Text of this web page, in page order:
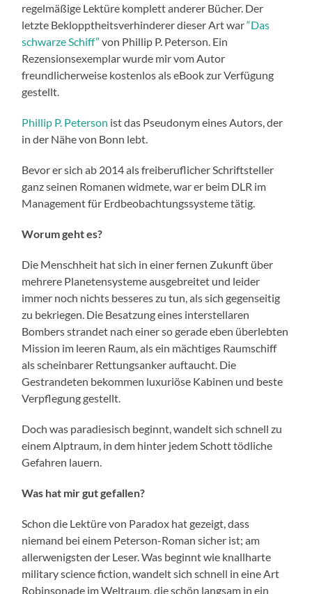
regelmäßige Lektüre komplett anderer Bücher. Der
letzte Beklopptheitsverhinderer dieser Art war“Das
schwarze Schiff” von Phillip P. Peterson. Ein
Rezensionsexemplar wurde mir vom Autor
freundlicherweise kostenlos als eBook zur Verfügung
gestellt.
Phillip P. Peterson ist das Pseudonym eines Autors, der
in der Nähe von Bonn lebt.
Bevor er sich ab 2014 als freiberuflicher Schriftsteller
ganz seinen Romanen widmete, war er beim DLR im
Management für Erdbeobachtungssysteme tätig.
Worum geht es?
Die Menschheit hat sich in einer fernen Zukunft über
mehrere Planetensysteme ausgebreitet und leider
immer noch nichts besseres zu tun, als sich gegenseitig
zu bekriegen. Die Besatzung eines interstellaren
Bombers strandet nach einer so gerade eben überlebten
Mission im leeren Raum, als ein mächtiges Raumschiff
als scheinbarer Rettungsanker auftaucht. Die
Gestrandeten bekommen luxuriöse Kabinen und beste
Verpflegung gestellt.
Doch was paradiesisch beginnt, wandelt sich schnell zu
einem Alptraum, in dem hinter jedem Schott tödliche
Gefahren lauern.
Was hat mir gut gefallen?
Schon die Lektüre von Paradox hat gezeigt, dass
niemand bei einem Peterson-Roman sicher ist; am
allerwenigsten der Leser. Was beginnt wie knallharte
military science fiction, wandelt sich schnell in eine Art
Robinsonade im Weltraum, die schön langsam in ein